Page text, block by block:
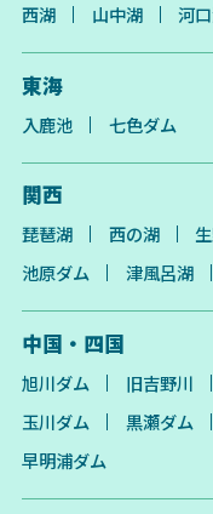
西湖 山中湖 河
東海
入鹿池 七色ダム
関西
琵琶湖 西の湖
池原ダム
津風呂湖
中国・四国
旭川ダム 旧吉野川
玉川ダム
黒瀬ダム
早明浦ダム